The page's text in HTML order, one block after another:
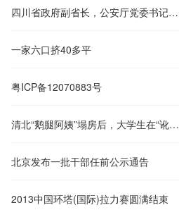
四川省政府副省长，公安厅党委书记、厅长黄瑞雪，突发疾病不幸离世
一家六口挤40多平
粤ICP备12070883号
清北“鹅腿阿姨”塌房后，大学生在“讹腿维权群”喊冤
北京发布一批干部任前公示通告
2013中国环塔(国际)拉力赛圆满结束